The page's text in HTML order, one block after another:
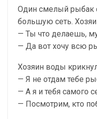
Один смелый рыбак
большую сеть.
— Ты что делаешь,
— Да вот хочу всю
Хозяин воды
— Я не отдам тебе
— А я и тебя самого
— Посмотрим, кто